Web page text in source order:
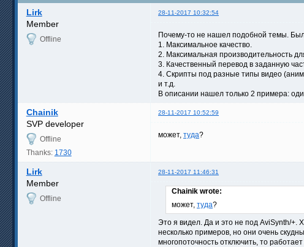
Lirk 28-11-2017 10:32:54
Member
Offline
Почему-то не нашел подобной темы.
1. Максимальное качество.
2. Максимальная производительность
3. Качественный перевод в заданную
4. Скрипты под разные типы видео
и т.д.
В описании нашел только 2 примера:
Chainik 28-11-2017 10:52:59
SVP developer
Offline
Thanks: 1730
может, туда?
Lirk 28-11-2017 11:46:31
Member
Offline
Chainik wrote:
может, туда?
Это я видел. Да и это не под AviSynth/+.
несколько примеров, но они очень
многопоточность отключить, то